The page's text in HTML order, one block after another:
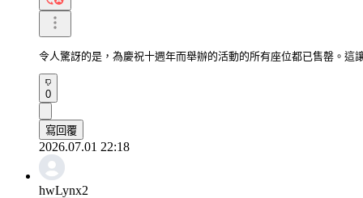
令人驚訝的是，為慶祝十週年而舉辦的活動的所有座位都已售罄。這
0
寫回覆
2026.07.01 22:18
hwLynx2